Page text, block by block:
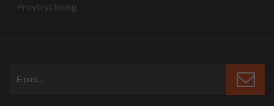
Provtryckning